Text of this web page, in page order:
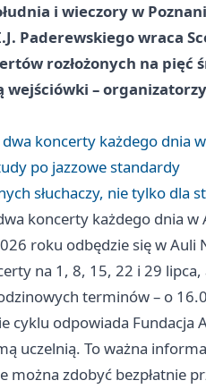
i wieczory w
Paderewskiego wraca
rozłożonych na pięć
wejściówki –
koncerty każdego dnia
po jazzowe standardy
słuchaczy, nie tylko dla
koncerty każdego dnia w
roku odbędzie się w
na 1, 8, 15, 22 i 29
terminów – o
cyklu odpowiada Fundacja
uczelnią. To ważna
można zdobyć bezpłatnie